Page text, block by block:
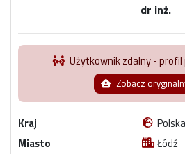
dr inż.
Użytkownik zdalny - profil
Zobacz
Kraj
Polska
Miasto
Łódź